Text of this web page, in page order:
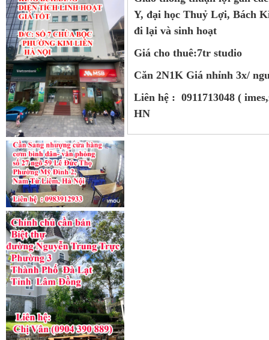
Y, đại học Thuỷ Lợi, Bách
đi lại và sinh hoạt
Giá cho thuê:7tr studio
Căn 2N1K Giá nhỉnh 3x/
Liên hệ : 0911713048 (
HN